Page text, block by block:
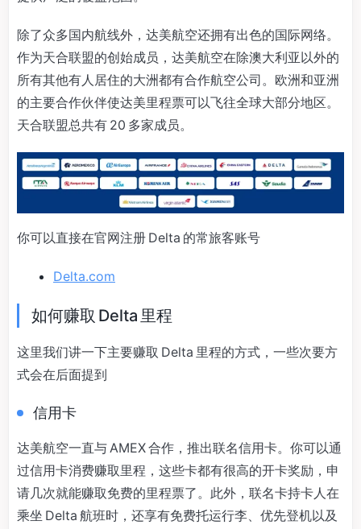
除了众多国内航线外，达美航空还拥有出色的国际网络。
作为天合联盟的创始成员，达美航空在除澳大利亚以外的
所有其他有人居住的大洲都有合作航空公司。欧洲和亚洲
的主要合作伙伴使达美里程票可以飞往全球大部分地区。
天合联盟总共有 20 多家成员。
你可以直接在官网注册 Delta 的常旅客账号
Delta.com
如何赚取 Delta 里程
这里我们讲一下主要赚取 Delta 里程的方式，一些次要方
式会在后面提到
信用卡
达美航空一直与 AMEX 合作，推出联名信用卡。你可以通
过信用卡消费赚取里程，这些卡都有很高的开卡奖励，申
请几次就能赚取免费的里程票了。此外，联名卡持卡人在
乘坐 Delta 航班时，还享有免费托运行李、优先登机以及